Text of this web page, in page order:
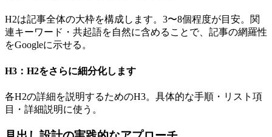
H2は記事全体の大枠を構成します。3〜8個程度が目安。関
連キーワード・共起語を自然に含めることで、記事の網羅性
をGoogleに示せる。
H3：H2をさらに細分化します
各H2の詳細を説明するためのH3。具体的な手順・リスト項
目・詳細説明に使う。